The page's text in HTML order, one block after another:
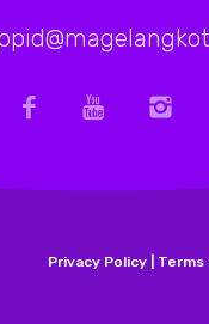
Privacy Policy |